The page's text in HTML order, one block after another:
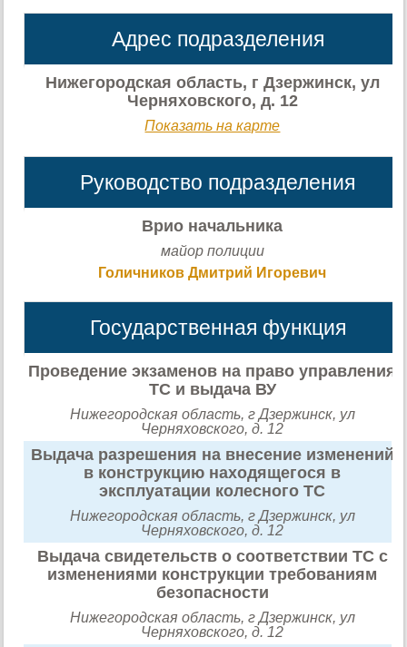
Адрес подразделения
Нижегородская область, г Дзержинск, ул
Черняховского, д. 12
Показать на карте
Руководство подразделения
Врио начальника
майор полиции
Голичников Дмитрий Игоревич
Государственная функция
Проведение экзаменов на право управления
ТС и выдача ВУ
Нижегородская область, г Дзержинск, ул
Черняховского, д. 12
Выдача разрешения на внесение изменений
в конструкцию находящегося в
эксплуатации колесного ТС
Нижегородская область, г Дзержинск, ул
Черняховского, д. 12
Выдача свидетельств о соответствии ТС с
изменениями конструкции требованиям
безопасности
Нижегородская область, г Дзержинск, ул
Черняховского, д. 12